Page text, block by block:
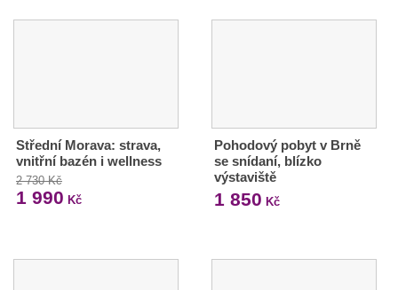
Střední Morava: strava,
vnitřní bazén i wellness
2 730 Kč
1 990 Kč
Pohodový pobyt v Brně
se snídaní, blízko
výstaviště
1 850 Kč